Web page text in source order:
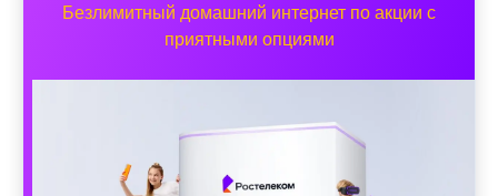
Безлимитный домашний интернет по акции с
приятными опциями